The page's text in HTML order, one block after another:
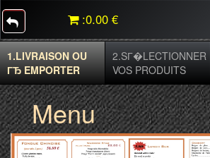
:0.00 €
1.LIVRAISON OU
ГЂ EMPORTER
2.SГ�LECTIONNER
VOS PRODUITS
Menu